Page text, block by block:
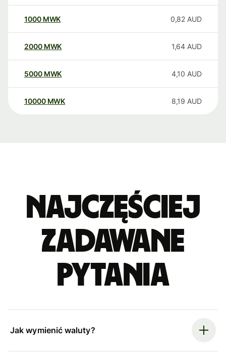
1000 MWK 0,82 AUD
2000 MWK 1,64 AUD
5000 MWK 4,10 AUD
10000 MWK 8,19 AUD
Najczęściej
zadawane
pytania
Jak wymienić waluty?